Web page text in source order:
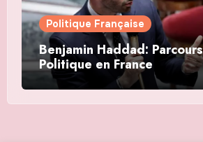
Politique Française
Benjamin Haddad:
Politique en France